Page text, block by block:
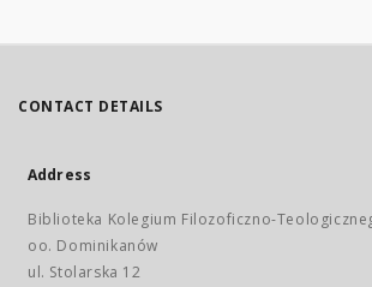
CONTACT DETAILS
Address
Biblioteka Kolegium Filozoficzno-
oo. Dominikanów
ul. Stolarska 12